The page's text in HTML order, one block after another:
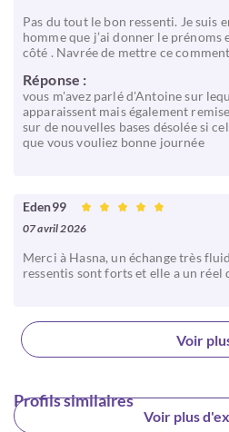
Pas du tout le bon ressenti. Je suis
homme que j’ai donner le prénoms
côté . Navrée de mettre ce
Réponse :
vous m'avez parlé d'Antoine sur
apparaissent mais également
sur de nouvelles bases désolée si
que vous vouliez bonne journée
Eden99
07 avril 2026
Merci à Hasna, un échange très
ressentis sont forts et elle a un réel
Voir
Profils similaires
Voir plus